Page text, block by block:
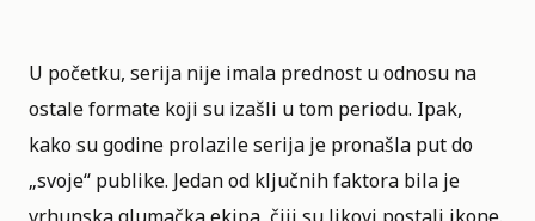
U početku, serija nije imala prednost u odnosu na
ostale formate koji su izašli u tom periodu. Ipak,
kako su godine prolazile serija je pronašla put do
„svoje“ publike. Jedan od ključnih faktora bila je